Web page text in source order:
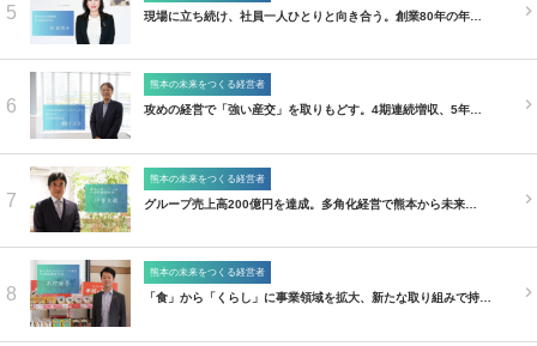
5 現場に立ち続け、社員一人ひとりと向き合う。創業80年の年…
6
熊本の未来をつくる経営者
攻めの経営で「強い産交」を取りもどす。4期連続増収、5年…
7
熊本の未来をつくる経営者
グループ売上高200億円を達成。多角化経営で熊本から未来…
8
熊本の未来をつくる経営者
「食」から「くらし」に事業領域を拡大、新たな取り組みで持…